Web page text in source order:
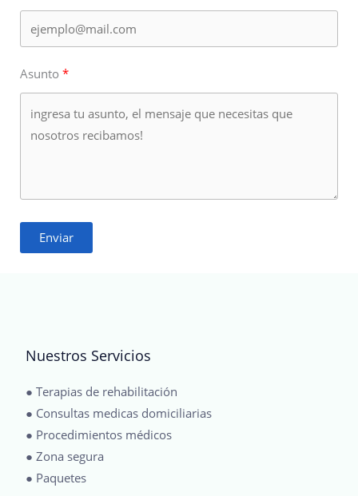
Asunto
Enviar
Nuestros Servicios
● Terapias de rehabilitación
● Consultas medicas domiciliarias
● Procedimientos médicos
● Zona segura
● Paquetes